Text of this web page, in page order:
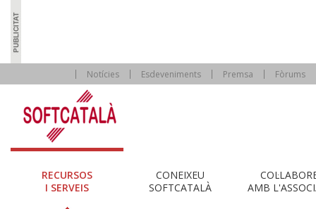
Notícies Esdeveniments Premsa Fòrums
RECURSOS
I SERVEIS
CONEIXEU
SOFTCATALÀ
AMB